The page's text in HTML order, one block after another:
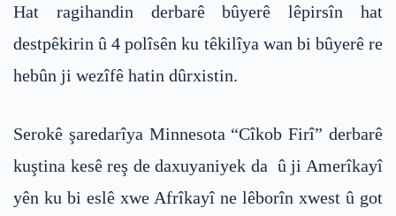
Hat ragihandin derbarê bûyerê lêpirsîn hat
destpêkirin û 4 polîsên ku têkilîya wan bi bûyerê re
hebûn ji wezîfê hatin dûrxistin.
Serokê şaredarîya Minnesota “Cîkob Firî” derbarê
kuştina kesê reş de daxuyaniyek da û ji Amerîkayî
yên ku bi eslê xwe Afrîkayî ne lêborîn xwest û got